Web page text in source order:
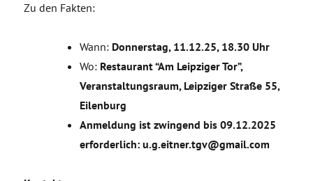
Zu den Fakten:
Wann: Donnerstag, 11.12.25, 18.30 Uhr
Wo: Restaurant “Am Leipziger Tor”,
Veranstaltungsraum, Leipziger Straße 55,
Eilenburg
Anmeldung ist zwingend bis 09.12.2025
erforderlich: u.g.eitner.tgv@gmail.com